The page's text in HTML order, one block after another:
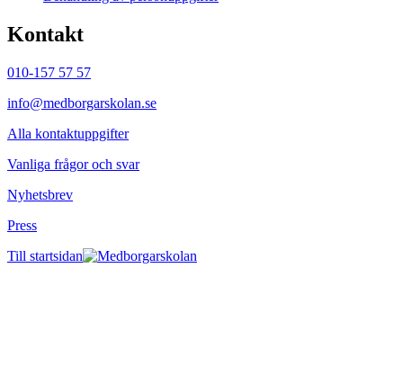
Kontakt
010-157 57 57
info@medborgarskolan.se
Alla kontaktuppgifter
Vanliga frågor och svar
Nyhetsbrev
Press
Till startsidan